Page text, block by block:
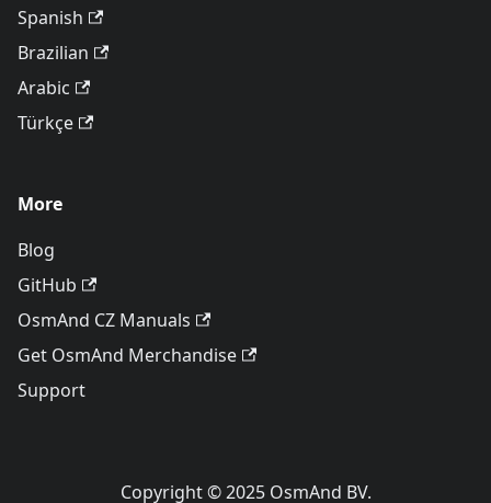
Spanish
Brazilian
Arabic
Türkçe
More
Blog
GitHub
OsmAnd CZ Manuals
Get OsmAnd Merchandise
Support
Copyright © 2025 OsmAnd BV.